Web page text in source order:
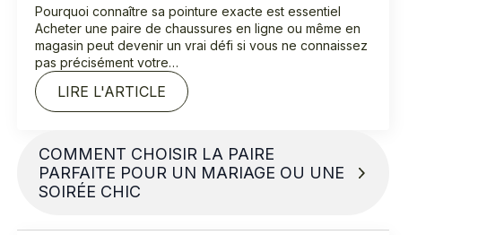
Pourquoi connaître sa pointure exacte est essentiel
Acheter une paire de chaussures en ligne ou même en
magasin peut devenir un vrai défi si vous ne connaissez
pas précisément votre…
LIRE L'ARTICLE
COMMENT CHOISIR LA PAIRE
PARFAITE POUR UN MARIAGE OU UNE
SOIRÉE CHIC